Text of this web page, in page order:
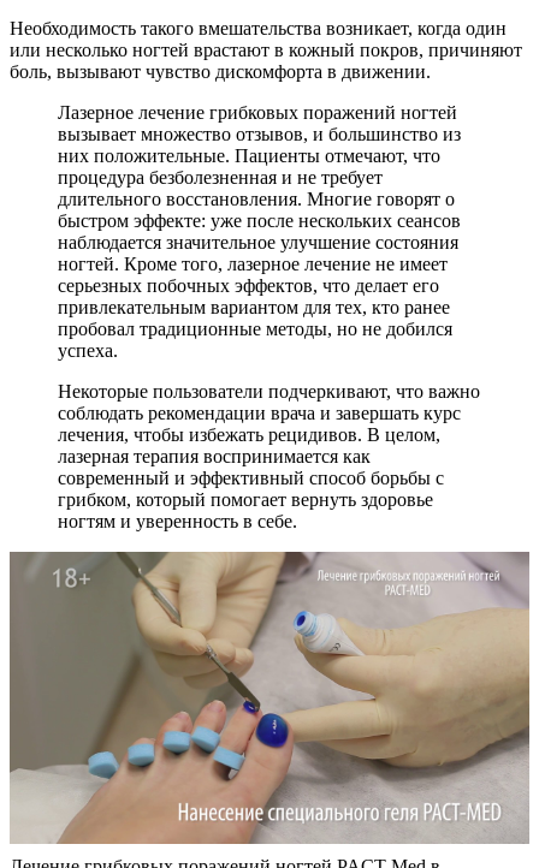
Необходимость такого вмешательства возникает, когда один
или несколько ногтей врастают в кожный покров, причиняют
боль, вызывают чувство дискомфорта в движении.
Лазерное лечение грибковых поражений ногтей
вызывает множество отзывов, и большинство из
них положительные. Пациенты отмечают, что
процедура безболезненная и не требует
длительного восстановления. Многие говорят о
быстром эффекте: уже после нескольких сеансов
наблюдается значительное улучшение состояния
ногтей. Кроме того, лазерное лечение не имеет
серьезных побочных эффектов, что делает его
привлекательным вариантом для тех, кто ранее
пробовал традиционные методы, но не добился
успеха.
Некоторые пользователи подчеркивают, что важно
соблюдать рекомендации врача и завершать курс
лечения, чтобы избежать рецидивов. В целом,
лазерная терапия воспринимается как
современный и эффективный способ борьбы с
грибком, который помогает вернуть здоровье
ногтям и уверенность в себе.